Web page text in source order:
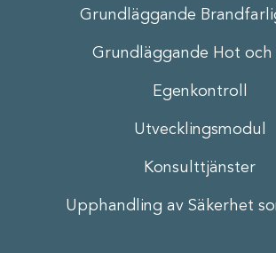
Grundläggande
Grundläggande Hot och
Egenkontroll
Utvecklingsmodul
Konsulttjänster
Upphandling av Säkerhet